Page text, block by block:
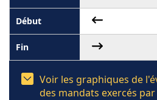
Voir les graphiques de
des mandats exercés par